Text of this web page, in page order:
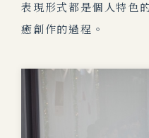
表現形式都是個人特色
癒創作的過程。